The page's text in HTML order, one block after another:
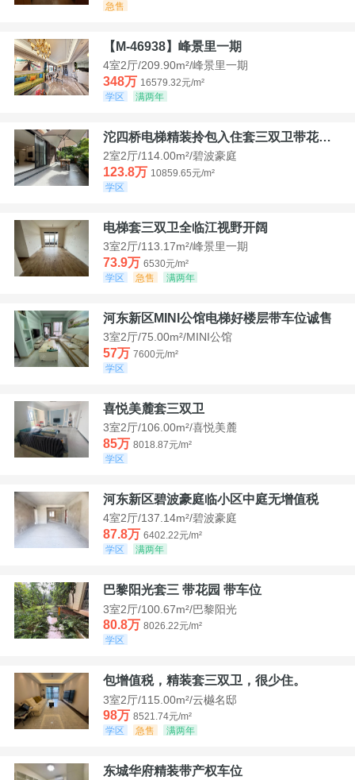
急售
【M-46938】峰景里一期
4室2厅/209.90m²/峰景里一期
348万 16579.32元/m²
学区
满两年
沱四桥电梯精装拎包入住套三双卫带花园40平米带车位
2室2厅/114.00m²/碧波豪庭
123.8万 10859.65元/m²
学区
电梯套三双卫全临江视野开阔
3室2厅/113.17m²/峰景里一期
73.9万 6530元/m²
学区
急售 满两年
河东新区MINI公馆电梯好楼层带车位诚售
3室2厅/75.00m²/MINI公馆
57万 7600元/m²
学区
喜悦美麓套三双卫
3室2厅/106.00m²/喜悦美麓
85万 8018.87元/m²
学区
河东新区碧波豪庭临小区中庭无增值税
4室2厅/137.14m²/碧波豪庭
87.8万 6402.22元/m²
学区
满两年
巴黎阳光套三 带花园 带车位
3室2厅/100.67m²/巴黎阳光
80.8万 8026.22元/m²
学区
包增值税，精装套三双卫，很少住。
3室2厅/115.00m²/云樾名邸
98万 8521.74元/m²
学区
急售 满两年
东城华府精装带产权车位